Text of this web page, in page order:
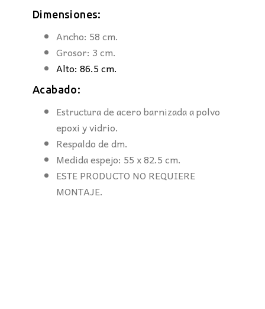
Dimensiones:
Ancho: 58 cm.
Grosor: 3 cm.
Alto: 86.5 cm.
Acabado:
Estructura de acero barnizada a polvo
epoxi y vidrio.
Respaldo de dm.
Medida espejo: 55 x 82.5 cm.
ESTE PRODUCTO NO REQUIERE
MONTAJE.